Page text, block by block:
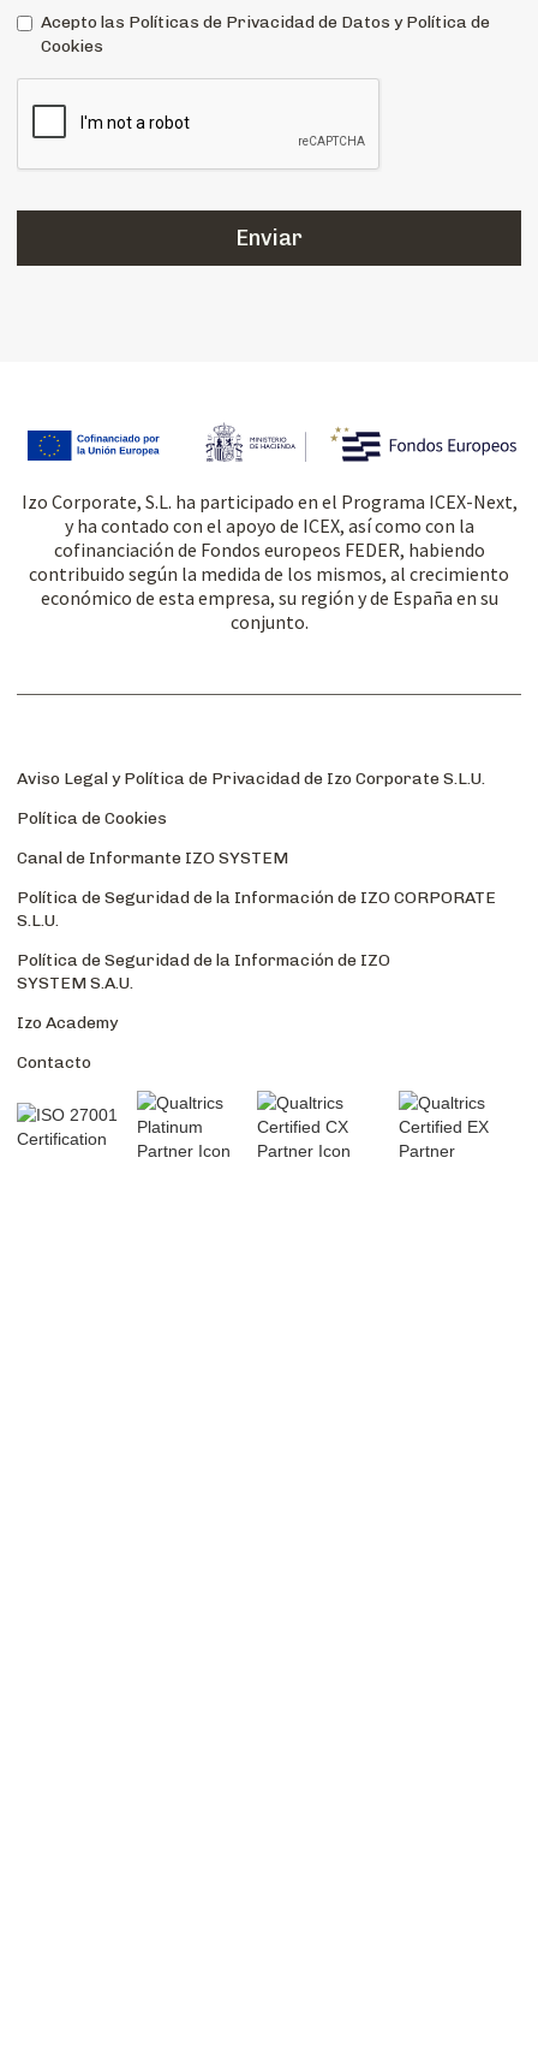
Acepto las Políticas de Privacidad de Datos y Política de
Cookies
Izo Corporate, S.L. ha participado en el Programa ICEX-Next,
y ha contado con el apoyo de ICEX, así como con la
cofinanciación de Fondos europeos FEDER, habiendo
contribuido según la medida de los mismos, al crecimiento
económico de esta empresa, su región y de España en su
conjunto.
Aviso Legal y Política de Privacidad de Izo Corporate S.L.U.
Política de Cookies
Canal de Informante IZO SYSTEM
Política de Seguridad de la Información de IZO CORPORATE
S.L.U.
Política de Seguridad de la Información de IZO
SYSTEM S.A.U.
Izo Academy
Contacto